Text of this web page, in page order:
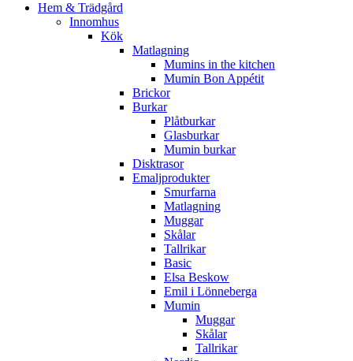
Hem & Trädgård
Innomhus
Kök
Matlagning
Mumins in the kitchen
Mumin Bon Appétit
Brickor
Burkar
Plåtburkar
Glasburkar
Mumin burkar
Disktrasor
Emaljprodukter
Smurfarna
Matlagning
Muggar
Skålar
Tallrikar
Basic
Elsa Beskow
Emil i Lönneberga
Mumin
Muggar
Skålar
Tallrikar